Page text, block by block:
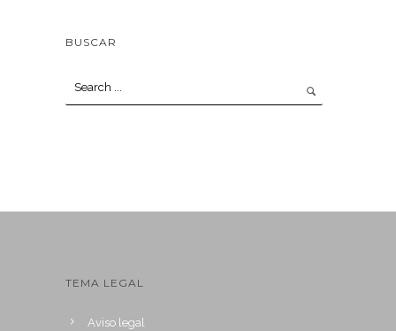
BUSCAR
TEMA LEGAL
Aviso legal